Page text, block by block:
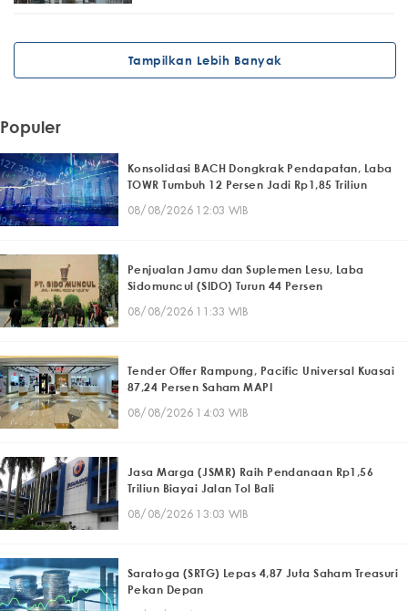
Tampilkan Lebih Banyak
Populer
Konsolidasi BACH Dongkrak Pendapatan, Laba
TOWR Tumbuh 12 Persen Jadi Rp1,85 Triliun
08/08/2026 12:03 WIB
Penjualan Jamu dan Suplemen Lesu, Laba
Sidomuncul (SIDO) Turun 44 Persen
08/08/2026 11:33 WIB
Tender Offer Rampung, Pacific Universal Kuasai
87,24 Persen Saham MAPI
08/08/2026 14:03 WIB
Jasa Marga (JSMR) Raih Pendanaan Rp1,56
Triliun Biayai Jalan Tol Bali
08/08/2026 13:03 WIB
Saratoga (SRTG) Lepas 4,87 Juta Saham Treasuri
Pekan Depan